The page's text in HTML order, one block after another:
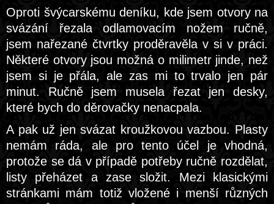
Oproti švýcarskému deníku, kde jsem otvory na
svázání řezala odlamovacím nožem ručně,
jsem nařezané čtvrtky proděravěla v si v práci.
Některé otvory jsou možná o milimetr jinde, než
jsem si je přála, ale zas mi to trvalo jen pár
minut. Ručně jsem musela řezat jen desky,
které bych do děrovačky nenacpala.
A pak už jen svázat kroužkovou vazbou. Plasty
nemám ráda, ale pro tento účel je vhodná,
protože se dá v případě potřeby ručně rozdělat,
listy přeházet a zase složit. Mezi klasickými
stránkami mám totiž vložené i menší různých